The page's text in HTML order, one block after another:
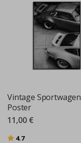
Vintage Sportwagen
Poster
11,00 €
Bewertung:
4.7von 5 Sternen